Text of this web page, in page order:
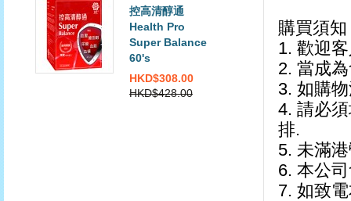
控高清醇通
Health Pro
Super Balance
60's
HKD$308.00
HKD$428.00
購買須知
1. 歡迎
2. 當成
3. 如購
4. 請必
排.
5. 未滿
6. 本公
7. 如致